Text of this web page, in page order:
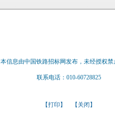
本信息由中国铁路招标网发布，未经授权禁
联系电话：010-60728825
【打印 】 【 关闭 】